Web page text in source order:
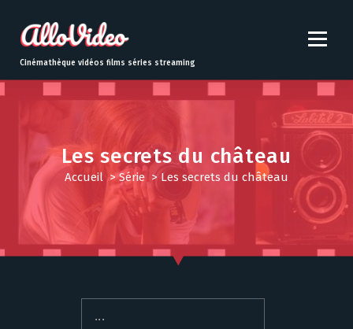
t
o
Cinémathèque vidéos films séries streaming
Les secrets du château
Accueil >Série > Les secrets du château